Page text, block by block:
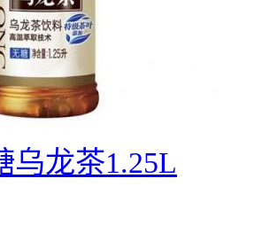
乌龙茶1.25L